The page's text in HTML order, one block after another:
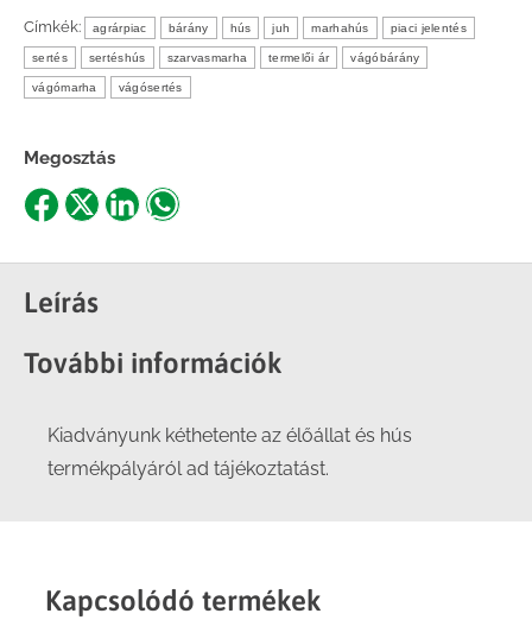
Címkék: agrárpiac bárány hús juh marhahús piaci jelentés
sertés sertéshús szarvasmarha termelői ár vágóbárány
vágómarha vágósertés
Megosztás
Share
Facebook
Share
X
ShareShare
Leírás
További információk
Kiadványunk kéthetente az élőállat és hús
termékpályáról ad tájékoztatást.
Kapcsolódó termékek